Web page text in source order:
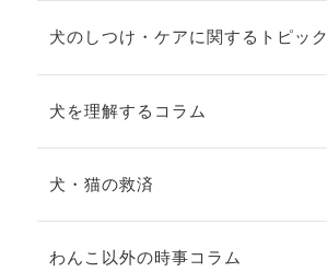
犬のしつけ・ケアに関するトピック
犬を理解するコラム
犬・猫の救済
わんこ以外の時事コラム